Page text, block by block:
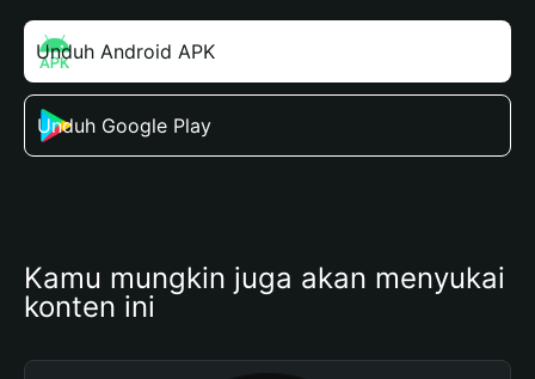
Unduh Android APK
Unduh Google Play
Kamu mungkin juga akan menyukai
konten ini